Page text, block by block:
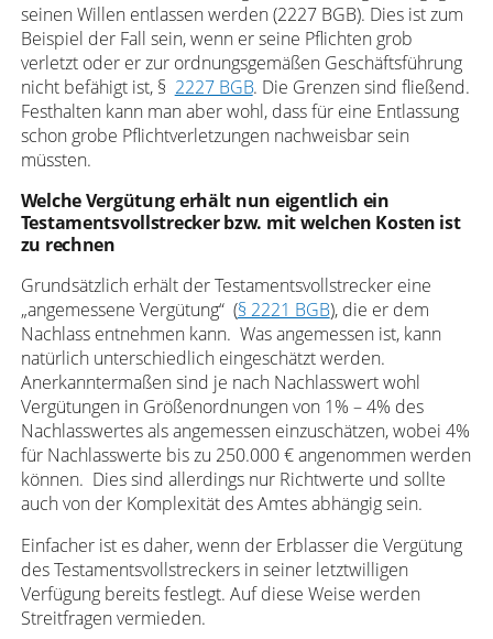
seinen Willen entlassen werden (2227 BGB). Dies ist zum
Beispiel der Fall sein, wenn er seine Pflichten grob
verletzt oder er zur ordnungsgemäßen Geschäftsführung
nicht befähigt ist, § 2227 BGB. Die Grenzen sind fließend.
Festhalten kann man aber wohl, dass für eine Entlassung
schon grobe Pflichtverletzungen nachweisbar sein
müssten.
Welche Vergütung erhält nun eigentlich ein
Testamentsvollstrecker bzw. mit welchen Kosten ist
zu rechnen
Grundsätzlich erhält der Testamentsvollstrecker eine
„angemessene Vergütung“ (§ 2221 BGB), die er dem
Nachlass entnehmen kann. Was angemessen ist, kann
natürlich unterschiedlich eingeschätzt werden.
Anerkanntermaßen sind je nach Nachlasswert wohl
Vergütungen in Größenordnungen von 1% – 4% des
Nachlasswertes als angemessen einzuschätzen, wobei 4%
für Nachlasswerte bis zu 250.000 € angenommen werden
können. Dies sind allerdings nur Richtwerte und sollte
auch von der Komplexität des Amtes abhängig sein.
Einfacher ist es daher, wenn der Erblasser die Vergütung
des Testamentsvollstreckers in seiner letztwilligen
Verfügung bereits festlegt. Auf diese Weise werden
Streitfragen vermieden.